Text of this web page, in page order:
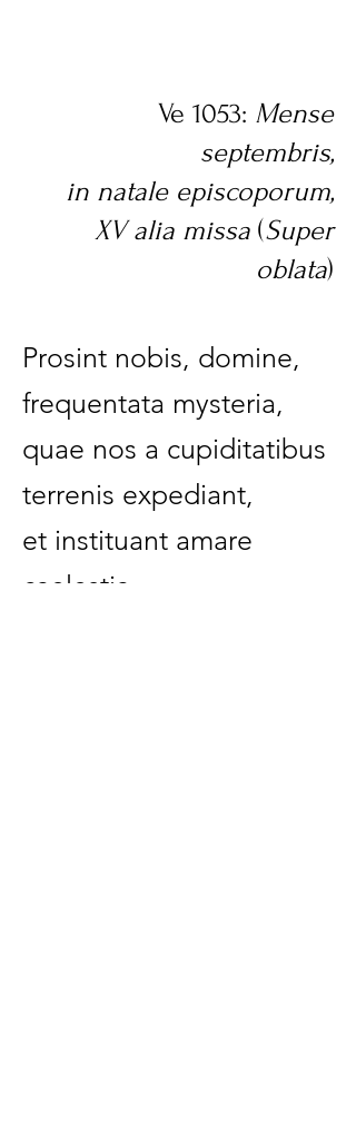
Ve 1053: Mense
septembris,
in natale episcoporum,
XV alia missa (Super
oblata)
Prosint nobis, domine,
frequentata mysteria,
quae nos a cupiditatibus
terrenis expediant,
et instituant amare
caelestia.